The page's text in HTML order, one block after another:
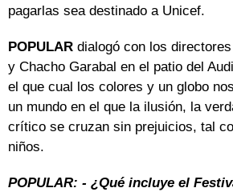
pagarlas sea destinado a Unicef.
POPULAR dialogó con los
y Chacho Garabal en el patio del
el que cual los colores y un globo
un mundo en el que la ilusión, la
crítico se cruzan sin prejuicios, tal
niños.
POPULAR: - ¿Qué incluye el